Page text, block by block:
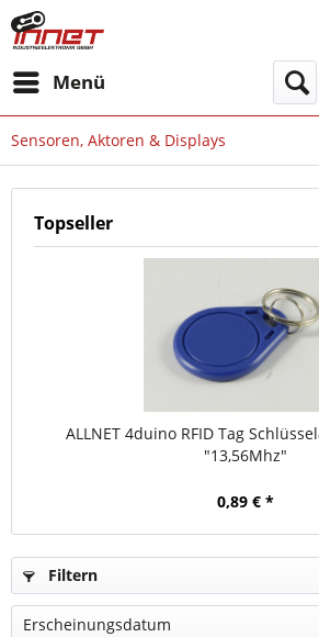
Menü
Sensoren, Aktoren & Displays
Topseller
ALLNET 4duino RFID Tag
"13,56Mhz"
0,89 € *
Filtern